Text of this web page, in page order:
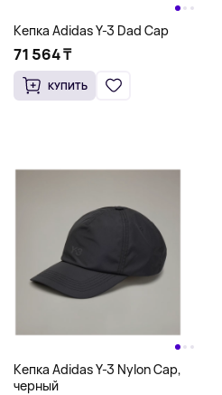
Кепка Adidas Y-3 Dad Cap
71 564 ₸
КУПИТЬ
Кепка Adidas Y-3 Nylon Cap,
черный